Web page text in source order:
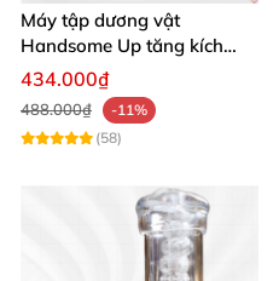
Máy tập dương vật
Handsome Up tăng kích
thước hiệu quả nhanh
434.000₫
488.000₫
-11%
(58)